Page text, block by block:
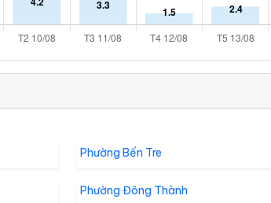
Phường Bến Tre
Phường Đông Thành